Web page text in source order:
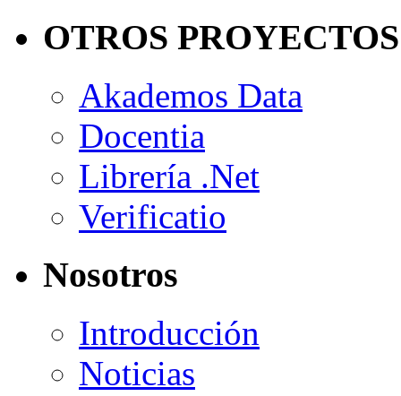
OTROS PROYECTOS
Akademos Data
Docentia
Librería .Net
Verificatio
Nosotros
Introducción
Noticias